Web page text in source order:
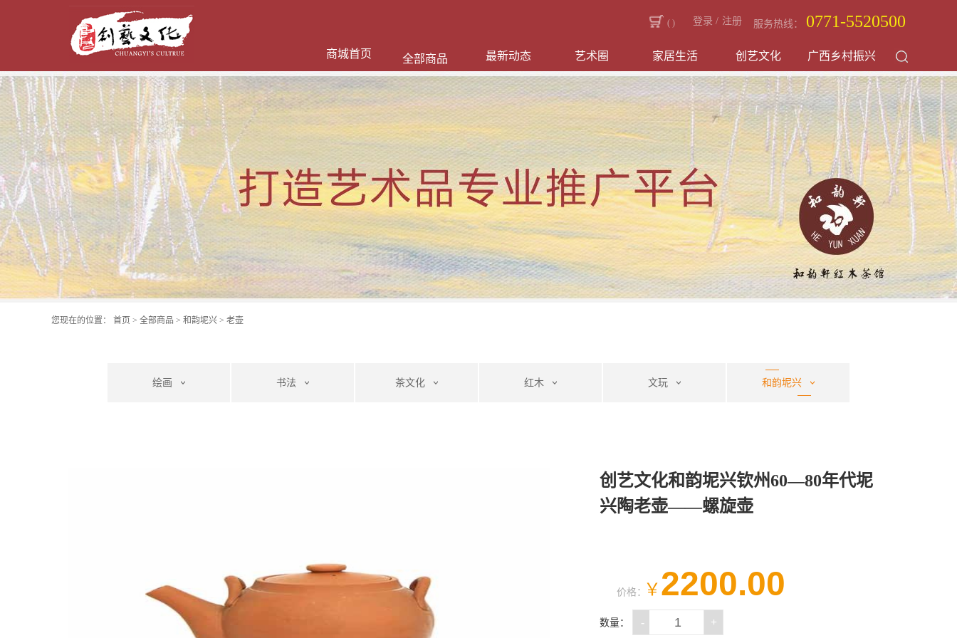
服务热线： 0771-5520500
登录 / 注册
( )
商城首页 全部商品 最新动态 艺术圈 家居生活 创艺文化 广西乡村振兴
您现在的位置： 首页 > 全部商品 > 和韵坭兴 > 老壶
绘画 书法 茶文化 红木 文玩 和韵坭兴
创艺文化和韵坭兴钦州60—80年代坭
兴陶老壶——螺旋壶
价格：￥2200.00
数量： - +